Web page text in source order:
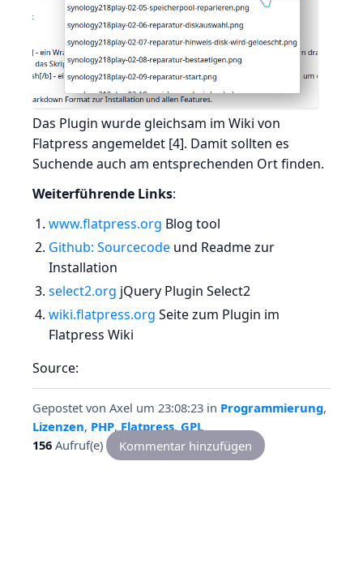
Das Plugin wurde gleichsam im Wiki von
Flatpress angemeldet [4]. Damit sollten es
Suchende auch am entsprechenden Ort finden.
Weiterführende Links:
www.flatpress.org Blog tool
Github: Sourcecode und Readme zur
Installation
select2.org jQuery Plugin Select2
wiki.flatpress.org Seite zum Plugin im
Flatpress Wiki
Source:
Gepostet von Axel um 23:08:23 in Programmierung,
Lizenzen, PHP,Flatpress,GPL
156 Aufruf(e) Kommentar hinzufügen